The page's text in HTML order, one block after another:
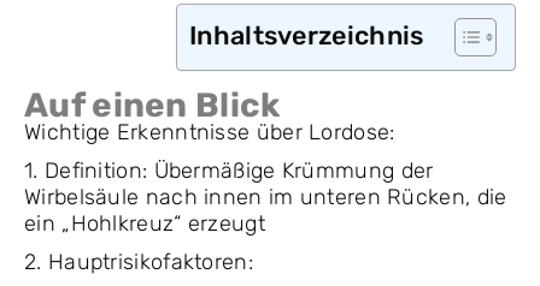
Inhaltsverzeichnis
Auf einen Blick
Wichtige Erkenntnisse über Lordose:
1. Definition: Übermäßige Krümmung der
Wirbelsäule nach innen im unteren Rücken, die
ein „Hohlkreuz“ erzeugt
2. Hauptrisikofaktoren: